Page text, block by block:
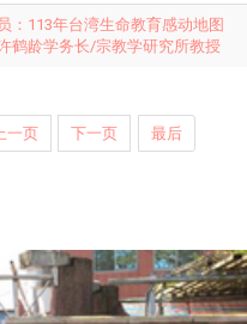
：113年台湾生命教育感动地图
鹤龄学务长/宗教学研究所教授
一页 下一页 最后